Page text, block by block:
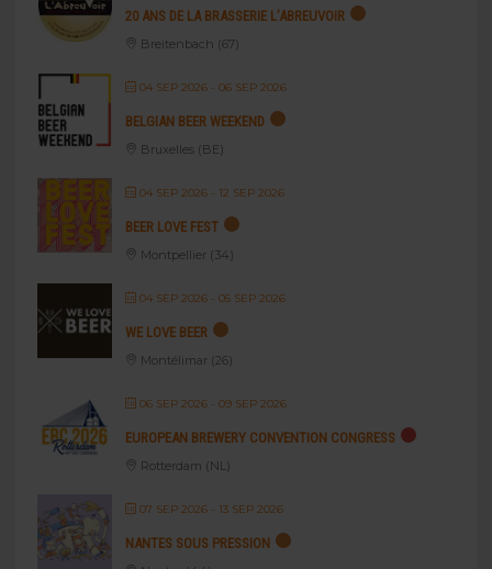
20 ANS DE LA BRASSERIE L’ABREUVOIR
Breitenbach (67)
04 SEP 2026- 06 SEP 2026
BELGIAN BEER WEEKEND
Bruxelles (BE)
04 SEP 2026- 12 SEP 2026
BEER LOVE FEST
Montpellier (34)
04 SEP 2026- 05 SEP 2026
WE LOVE BEER
Montélimar (26)
06 SEP 2026- 09 SEP 2026
EUROPEAN BREWERY CONVENTION CONGRESS
Rotterdam (NL)
07 SEP 2026- 13 SEP 2026
NANTES SOUS PRESSION